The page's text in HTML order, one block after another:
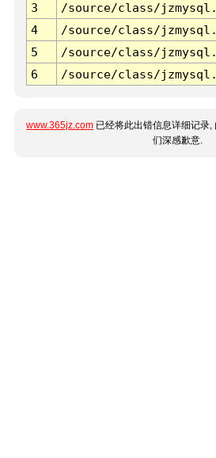
3 /source/class/
4
/source/class/
5
/source/class/
6
/source/class/
www.365jz.com 已经将此出错信息详细记录
们深感歉意.